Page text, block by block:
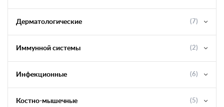
Дерматологические (7)
Иммунной системы (2)
Инфекционные (6)
Костно-мышечные (5)